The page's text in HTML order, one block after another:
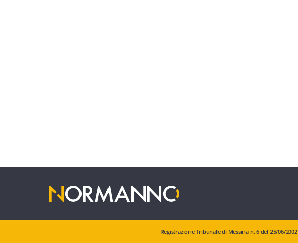
Registrazione Tribunale di Messina n. 6 del 25/06/2002